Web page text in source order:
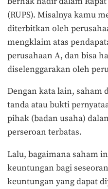
(RUPS). Misalnya kamu
diterbitkan oleh
mengklaim atas
perusahaan A, dan bisa
diselenggarakan oleh
Dengan kata lain, saham
tanda atau bukti
pihak (badan usaha)
perseroan terbatas.
Lalu, bagaimana saham
keuntungan bagi
keuntungan yang dapat